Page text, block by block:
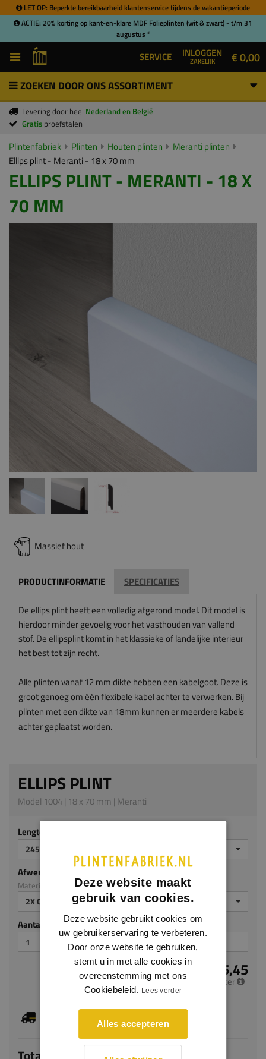
LET OP: Beperkte bereikbaarheid klantenservice tijdens de vakantieperiode
ACTIE: 20% korting op kant-en-klare MDF Folieplinten (wit & zwart) - t/m 31
augustus *
SERVICE INLOGGEN
ZAKELIJK € 0,00
ZOEKEN DOOR ONS ASSORTIMENT
Levering door heel Nederland en België
Gratis proefstalen
Plintenfabriek Plinten Houten plinten
Meranti plinten
Ellips plint - Meranti - 18 x 70 mm
ELLIPS PLINT - MERANTI - 18 X
70 MM
Massief hout
PRODUCTINFORMATIE SPECIFICATIES
De ellips plint heeft een volledig afgerond model. Dit model is
hierdoor minder gevoelig voor het vasthouden van vallend
stof. De ellipsplint komt in het klassieke of landelijke interieur
het best tot zijn recht.
Alle plinten vanaf 12 mm dikte hebben een kabelgoot. Deze is
groot genoeg om één flexibele kabel achter te verwerken. Bij
plinten met een dikte van 18mm kunnen er meerdere kabels
achter geplaatst worden.
ELLIPS PLINT
Model 1004 | 18 x 70 mm | Meranti
Lengte (mm)
2450 MM
Afwerking
Materiaal: Meranti
2X GEGROND
Aantal stuks
€ 5,45
per meter
Dit artikel is voorradig, de verwachte levertijd
bedraagt 1-3 werkdagen
Deze website maakt
gebruik van cookies.
Deze website gebruikt cookies om
uw gebruikerservaring te verbeteren.
Door onze website te gebruiken,
stemt u in met alle cookies in
overeenstemming met ons
Cookiebeleid. Lees verder
Alles accepteren